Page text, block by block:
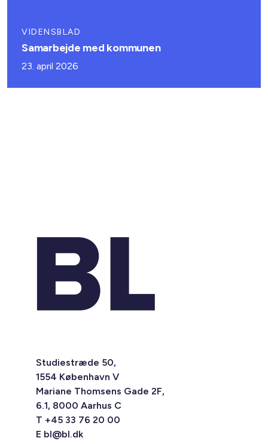
VIDENSBLAD
Samarbejde med kommunen
23. april 2026
Studiestræde 50,
1554 København V
Mariane Thomsens Gade 2F,
6.1, 8000 Aarhus C
T +45 33 76 20 00
E bl@bl.dk